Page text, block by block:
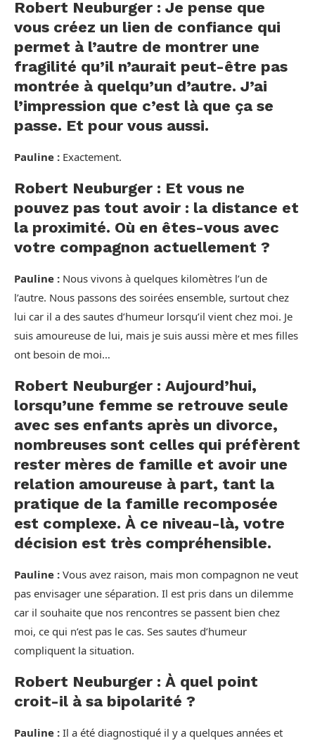
Robert Neuburger : Je pense que
vous créez un lien de confiance qui
permet à l’autre de montrer une
fragilité qu’il n’aurait peut-être pas
montrée à quelqu’un d’autre. J’ai
l’impression que c’est là que ça se
passe. Et pour vous aussi.
Pauline : Exactement.
Robert Neuburger : Et vous ne
pouvez pas tout avoir : la distance et
la proximité. Où en êtes-vous avec
votre compagnon actuellement ?
Pauline : Nous vivons à quelques kilomètres l’un de
l’autre. Nous passons des soirées ensemble, surtout chez
lui car il a des sautes d’humeur lorsqu’il vient chez moi. Je
suis amoureuse de lui, mais je suis aussi mère et mes filles
ont besoin de moi…
Robert Neuburger : Aujourd’hui,
lorsqu’une femme se retrouve seule
avec ses enfants après un divorce,
nombreuses sont celles qui préfèrent
rester mères de famille et avoir une
relation amoureuse à part, tant la
pratique de la famille recomposée
est complexe. À ce niveau-là, votre
décision est très compréhensible.
Pauline : Vous avez raison, mais mon compagnon ne veut
pas envisager une séparation. Il est pris dans un dilemme
car il souhaite que nos rencontres se passent bien chez
moi, ce qui n’est pas le cas. Ses sautes d’humeur
compliquent la situation.
Robert Neuburger : À quel point
croit-il à sa bipolarité ?
Pauline : Il a été diagnostiqué il y a quelques années et